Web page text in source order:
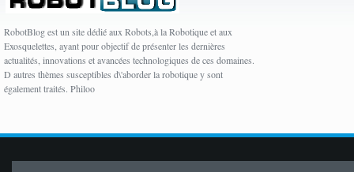
RobotBlog est un site dédié aux Robots,à la Robotique et aux
Exosquelettes, ayant pour objectif de présenter les dernières
actualités, innovations et avancées technologiques de ces domaines.
D autres thèmes susceptibles d\'aborder la robotique y sont
également traités. Philoo